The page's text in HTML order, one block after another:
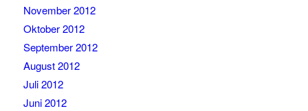
November 2012
Oktober 2012
September 2012
August 2012
Juli 2012
Juni 2012